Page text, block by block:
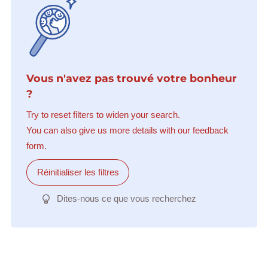
Vous n'avez pas trouvé votre bonheur
?
Try to reset filters to widen your search.
You can also give us more details with our feedback
form.
Réinitialiser les filtres
Dites-nous ce que vous recherchez